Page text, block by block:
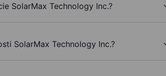
SolarMax Technology Inc.?
SolarMax Technology Inc.?